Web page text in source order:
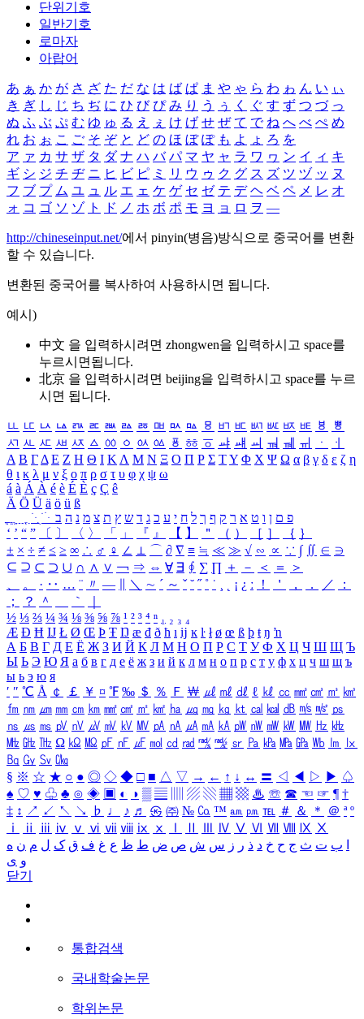
단위기호
일반기호
로마자
아랍어
あ ぁ か が さ ざ た だ な は ば ぱ ま や ゃ ら わ ゎ ん い ぃ
き ぎ し じ ち ぢ に ひ び ぴ み り う ぅ く ぐ す ず つ づ っ
ぬ ふ ぶ ぷ む ゆ ゅ る え ぇ け げ せ ぜ て で ね へ べ ぺ め
れ お ぉ こ ご そ ぞ と ど の ほ ぼ ぽ も よ ょ ろ を
ア ァ カ サ ザ タ ダ ナ ハ バ パ マ ヤ ャ ラ ワ ヮ ン イ ィ キ
ギ シ ジ チ ヂ ニ ヒ ビ ピ ミ リ ウ ゥ ク グ ス ズ ツ ヅ ッ ヌ
フ ブ プ ム ユ ュ ル エ ェ ケ ゲ セ ゼ テ デ ヘ ベ ペ メ レ オ
ォ コ ゴ ソ ゾ ト ド ノ ホ ボ ポ モ ヨ ョ ロ ヲ ―
http://chineseinput.net/에서 pinyin(병음)방식으로 중국어를 변환
할 수 있습니다.
변환된 중국어를 복사하여 사용하시면 됩니다.
예시)
中文 을 입력하시려면 zhongwen을 입력하시고 space를
누르시면됩니다.
北京 을 입력하시려면 beijing을 입력하시고 space를 누르
시면 됩니다.
ㅥ ㅦ ㅧ ㅨ ㅩ ㅪ ㅫ ㅬ ㅭ ㅮ ㅯ ㅰ ㅱ ㅲ ㅳ ㅴ ㅵ ㅶ ㅷ ㅸ
ㅹ
ㅺ ㅻ ㅼ ㅽ ㅾ ㅿ ㆀ ㆁ ㆂ ㆃ ㆄ ㆅ ㆆ ㆇ ㆈ ㆉ ㆊ ㆋ ㆌ ㆍ
ㆎ
Α Β ΓΔ Ε Ζ Η Θ Ι ΚΛ Μ Ν Ξ Ο Π Ρ Σ ΤΥ Φ Χ Ψ Ω α β γ δ ε ζ η
θ ι κ λ μ ν ξ ο π ρ σ τ υ φ χ ψ ω
á à Á À é è É È ç Ç ê
Ä Ö Ü ä ö ü ß
ִֶֹ ֻּ ׁׂ פ ם ן ו ט א ר ק ף ך ל ח י ע כ ג ד ש ץ ת צ מ נ ה ב
‘ ’ “ ” 〔 〕 〈 〉 「 」 『 』 【 】 ＂ （ ） ［ ］ ｛ ｝
± × ÷ ≠ ≤ ≥ ∞ ∴ ♂ ♀ ∠ ⊥ ⌒ ∂ ∇ ≡ ≒ ≪ ≫ √ ∽ ∝ ∵ ∫ ∬ ∈ ∋
⊆ ⊇ ⊂ ⊃ ∪ ∩ ∧ ∨ ￢ ⇒ ⇔ ∀ ∃ ∮ ∑ ∏ ＋ － ＜ ＝
＞
、
。 · ‥ … ¨ 〃 ― ＼ ∼ ´ ～ ˇ ˘ ˝ ˚ ˙ ¸ ¡ ¿ ː ！ ＇ ， ． ／
：
；
？ ＾ ｀
½ ⅓ ⅔ ¼ ¾ ⅛ ⅜ ⅝ ⅞ ¹ ² ³ ⁴ ⁿ ₁ ₂ ₃ ₄
Æ Ð Ħ Ĳ Ł Ø Œ Þ Ŧ Ŋ æ đ ð ħ ı ĳ ĸ ŀ ł ø œ ß þ ŧ ŋ ŉ
А Б В Г Д Е Ё Ж З И Й К Л М Н О П Р С Т У Ф Х Ц Ч Ш Щ Ъ
Ы Ь Э Ю Я а б в г д е ё ж з и й к л м н о п р с т у ф х ц ч ш щ ъ
ы ь э ю я
′ ″ ℃ Å ￠ ￡ ￥ ¤ ℉ ‰ ＄ ％ Ｆ ￦ ㎕ ㎖ ㎗ ℓ ㎘ ㏄ ㎣ ㎤ ㎥ ㎦
㎙ ㎚ ㎛ ㎜ ㎝ ㎞ ㎟ ㎠ ㎡ ㎢ ㏊ ㎍ ㎎ ㎏ ㏏ ㎈ ㎉ ㏈ ㎧ ㎨ ㎰
㎱ ㎲ ㎳ ㎴ ㎵ ㎶ ㎷ ㎸ ㎹ ㎀ ㎁ ㎂ ㎃ ㎄ ㎺ ㎻ ㎽ ㎾ ㎿ ㎐ ㎑
㎒ ㎓ ㎔ Ω ㏀ ㏁ ㎊ ㎋ ㎌ ㏖ ㏅ ㎭ ㎮ ㎯ ㏛ ㎩ ㎪ ㎫ ㎬ ㏝ ㏐
㏓
㏃ ㏉ ㏜ ㏆
§ ※ ☆ ★ ○ ● ◎ ◇ ◆ □ ■ △ ▽ → ← ↑ ↓ ↔ 〓 ◁ ◀ ▷ ▶ ♤
♠ ♡ ♥ ♧ ♣ ⊙ ◈ ▣ ◐ ◑ ▒ ▤ ▨ ▧ ▦ ▩ ♨ ☏ ☎ ☜ ☞ ¶ †
‡ ↕ ↗ ↙ ↖ ↘ ♭ ♩ ♪ ♬ ㉿ ㈜ № ㏇ ™ ㏂ ㏘ ℡ ＃ ＆ ＊ ＠ ª º
ⅰ
ⅱ ⅲ ⅳ ⅴ ⅵ ⅶ ⅷ ⅸ ⅹ Ⅳ Ⅴ Ⅵ Ⅶ Ⅷ Ⅸ Ⅹ
ب ت ث ج ح خ د ذ ر ز س ش ص ض ط ظ ع غ ف ق ک ل م ن ه
و ی
닫기
통합검색
국내학술논문
학위논문